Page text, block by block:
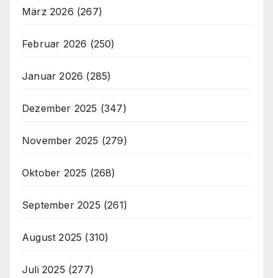
März 2026 (267)
Februar 2026 (250)
Januar 2026 (285)
Dezember 2025 (347)
November 2025 (279)
Oktober 2025 (268)
September 2025 (261)
August 2025 (310)
Juli 2025 (277)